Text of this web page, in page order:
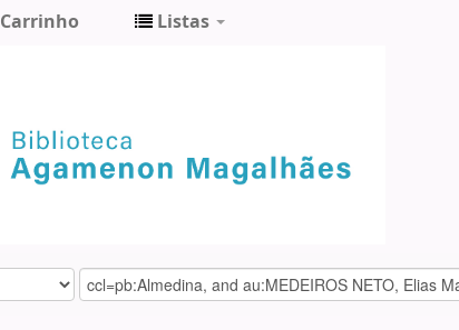
Carrinho Listas